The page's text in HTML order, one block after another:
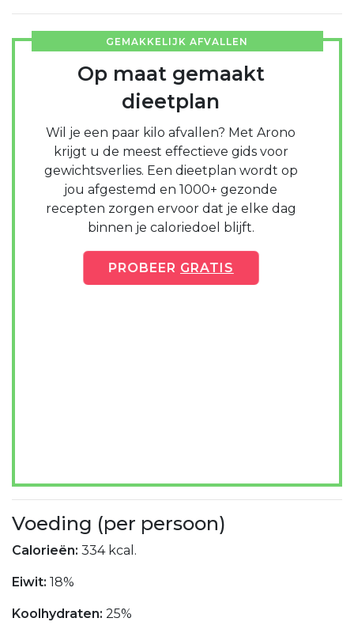
GEMAKKELIJK AFVALLEN
Op maat gemaakt
dieetplan
Wil je een paar kilo afvallen? Met Arono
krijgt u de meest effectieve gids voor
gewichtsverlies. Een dieetplan wordt op
jou afgestemd en 1000+ gezonde
recepten zorgen ervoor dat je elke dag
binnen je caloriedoel blijft.
PROBEER GRATIS
Voeding (per persoon)
Calorieën: 334 kcal.
Eiwit: 18%
Koolhydraten: 25%